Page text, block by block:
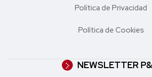
Política de Privacidad
Política de Cookies
NEWSLETTER